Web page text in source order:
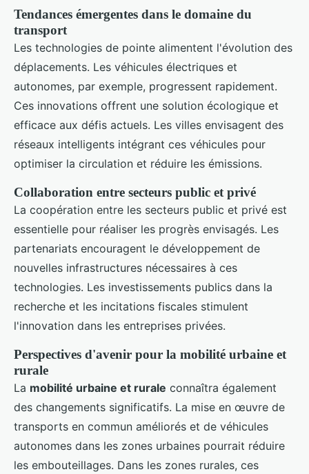
Tendances émergentes dans le domaine du
transport
Les technologies de pointe alimentent l'évolution des
déplacements. Les véhicules électriques et
autonomes, par exemple, progressent rapidement.
Ces innovations offrent une solution écologique et
efficace aux défis actuels. Les villes envisagent des
réseaux intelligents intégrant ces véhicules pour
optimiser la circulation et réduire les émissions.
Collaboration entre secteurs public et privé
La coopération entre les secteurs public et privé est
essentielle pour réaliser les progrès envisagés. Les
partenariats encouragent le développement de
nouvelles infrastructures nécessaires à ces
technologies. Les investissements publics dans la
recherche et les incitations fiscales stimulent
l'innovation dans les entreprises privées.
Perspectives d'avenir pour la mobilité urbaine et
rurale
La mobilité urbaine et rurale connaîtra également
des changements significatifs. La mise en œuvre de
transports en commun améliorés et de véhicules
autonomes dans les zones urbaines pourrait réduire
les embouteillages. Dans les zones rurales, ces